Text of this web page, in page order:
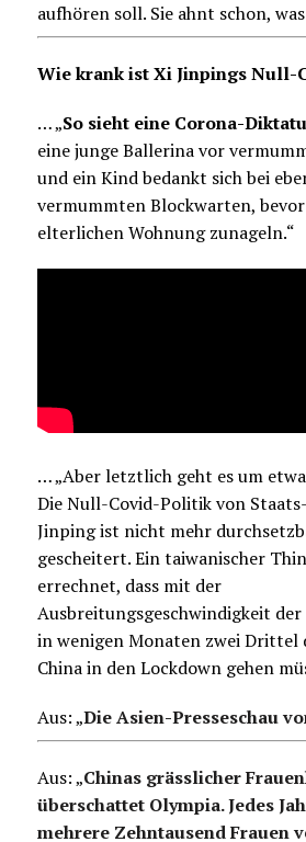
aufhören soll. Sie ahnt schon,
Wie krank ist Xi Jinpings Null-
… „So sieht eine Corona-
eine junge Ballerina vor
und ein Kind bedankt sich bei
vermummten Blockwarten,
elterlichen Wohnung zunageln.“
… „Aber letztlich geht es um
Die Null-Covid-Politik von
Jinping ist nicht mehr
gescheitert. Ein taiwanischer
errechnet, dass mit der
Ausbreitungsgeschwindigkeit
in wenigen Monaten zwei Drittel
China in den Lockdown gehen
Aus: „Die Asien-Presseschau
Aus: „Chinas grässlicher
überschattet Olympia. Jedes
mehrere Zehntausend Frauen